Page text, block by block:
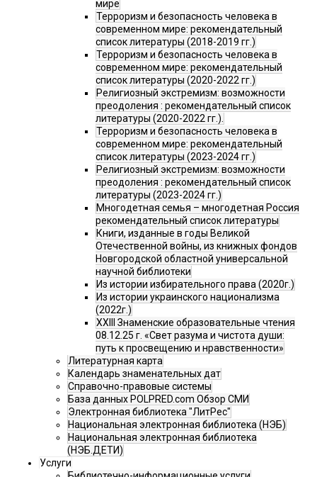
мире
Терроризм и безопасность человека в
современном мире: рекомендательный
список литературы (2018-2019 гг.)
Терроризм и безопасность человека в
современном мире: рекомендательный
список литературы (2020-2022 гг.)
Религиозный экстремизм: возможности
преодоления : рекомендательный список
литературы (2020-2022 гг.).
Терроризм и безопасность человека в
современном мире: рекомендательный
список литературы (2023-2024 гг.)
Религиозный экстремизм: возможности
преодоления : рекомендательный список
литературы (2023-2024 гг.)
Многодетная семья – многодетная Россия
рекомендательный список литературы
Книги, изданные в годы Великой
Отечественной войны, из книжных фондов
Новгородской областной универсальной
научной библиотеки
Из истории избирательного права (2020г.)
Из истории украинского национализма
(2022г.)
XXIII Знаменские образовательные чтения
08.12.25 г. «Свет разума и чистота души:
путь к просвещению и нравственности»
Литературная карта
Календарь знаменательных дат
Справочно-правовые системы
База данных POLPRED.com Обзор СМИ
Электронная библиотека "ЛитРес"
Национальная электронная библиотека (НЭБ)
Национальная электронная библиотека
(НЭБ.ДЕТИ)
Услуги